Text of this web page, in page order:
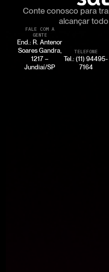
Conte conosco para
alcançar
FALE COM A
GENTE
End.: R. Antenor
Soares Gandra,
1217 –
Jundiaí/SP
TELEFONE
Tel.: (11) 94495-
7164